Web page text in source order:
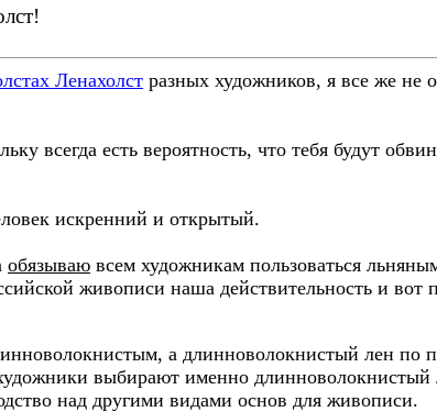
Ленахолст разных художников, я все же не
всегда есть вероятность, что тебя будут
искренний и открытый.
обязываю всем художникам пользоваться
живописи наша действительность и вот
а длинноволокнистый лен по
выбирают именно длинноволокнистый
над другими видами основ для живописи.